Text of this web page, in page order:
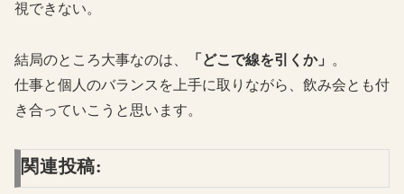
視できない。
結局のところ大事なのは、 「どこで線を引くか」
。
仕事と個人のバランスを上手に取りながら、飲み会とも付
き合っていこうと思います。
関連投稿: